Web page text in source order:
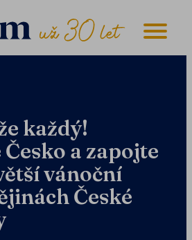
každý!
a zapojte
vánoční
České